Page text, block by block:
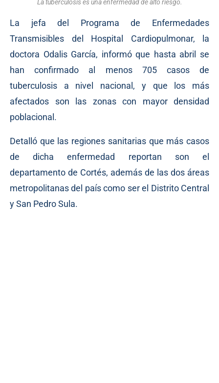
La tuberculosis es una enfermedad de alto riesgo.
La jefa del Programa de Enfermedades
Transmisibles del Hospital Cardiopulmonar, la
doctora Odalis García, informó que hasta abril se
han confirmado al menos 705 casos de
tuberculosis a nivel nacional, y que los más
afectados son las zonas con mayor densidad
poblacional.
Detalló que las regiones sanitarias que más casos
de dicha enfermedad reportan son el
departamento de Cortés, además de las dos áreas
metropolitanas del país como ser el Distrito Central
y San Pedro Sula.